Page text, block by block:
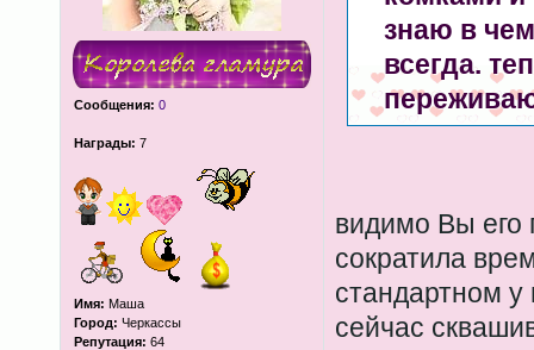
Сообщения: 0
Награды: 7
Имя: Маша
Город: Черкассы
Репутация: 64
знаю в
всегда.
видимо Вы его
сократила
стандартном у
сейчас